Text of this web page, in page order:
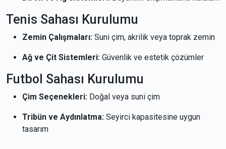
Tenis Sahası Kurulumu
Zemin Çalışmaları: Suni çim, akrilik veya toprak zemin
Ağ ve Çit Sistemleri: Güvenlik ve estetik çözümler
Futbol Sahası Kurulumu
Çim Seçenekleri: Doğal veya suni çim
Tribün ve Aydınlatma: Seyirci kapasitesine uygun
tasarım